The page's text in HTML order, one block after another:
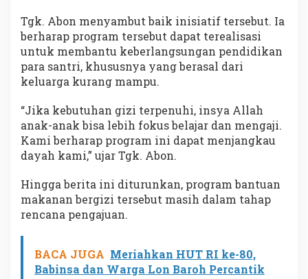
Tgk. Abon menyambut baik inisiatif tersebut. Ia
berharap program tersebut dapat terealisasi
untuk membantu keberlangsungan pendidikan
para santri, khususnya yang berasal dari
keluarga kurang mampu.
“Jika kebutuhan gizi terpenuhi, insya Allah
anak-anak bisa lebih fokus belajar dan mengaji.
Kami berharap program ini dapat menjangkau
dayah kami,” ujar Tgk. Abon.
Hingga berita ini diturunkan, program bantuan
makanan bergizi tersebut masih dalam tahap
rencana pengajuan.
BACA JUGA Meriahkan HUT RI ke-80,
Babinsa dan Warga Lon Baroh Percantik